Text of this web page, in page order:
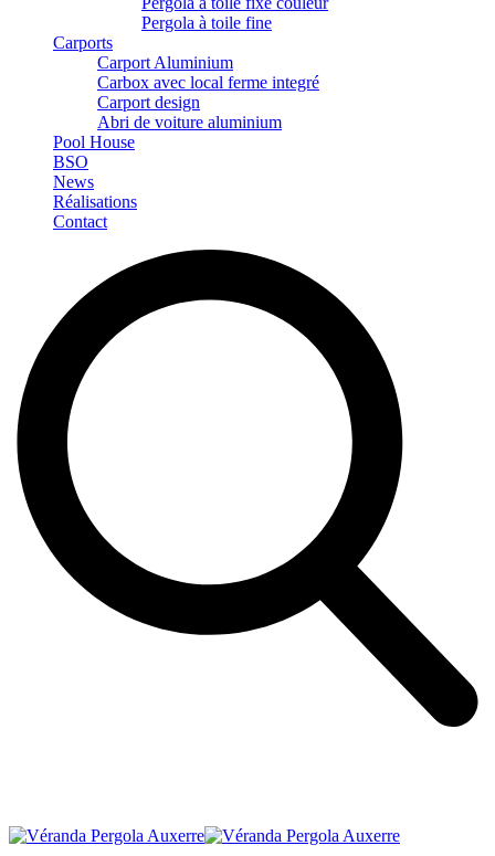
Pergola à toile fine
Carports
Carport Aluminium
Carbox avec local ferme integré
Carport design
Abri de voiture aluminium
Pool House
BSO
News
Réalisations
Contact